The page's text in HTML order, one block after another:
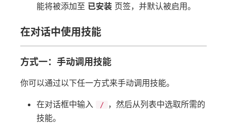
能将被添加至 已安装 页签，并默认被启用。
在对话中使用技能
方式一：手动调用技能
你可以通过以下任一方式来手动调用技能。
在对话框中输入 /
，然后从列表中选取所需的
技能。